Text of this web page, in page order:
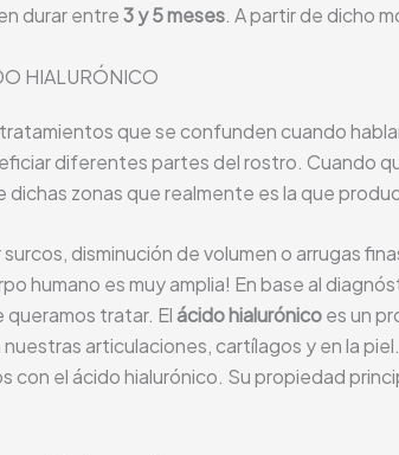
durar entre3 y 5 meses. A partir de dicho
HIALURÓNICO
que se confunden cuando
diferentes partes del rostro. Cuando
zonas que realmente es la que
disminución de volumen o arrugas
humano es muy amplia! En base al
queramos tratar. El ácido hialurónicoes un
articulaciones, cartílagos y en la
con el ácido hialurónico. Su propiedad